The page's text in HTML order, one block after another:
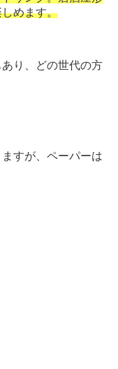
めます。
り、どの世代の方
すが、ペーパーは